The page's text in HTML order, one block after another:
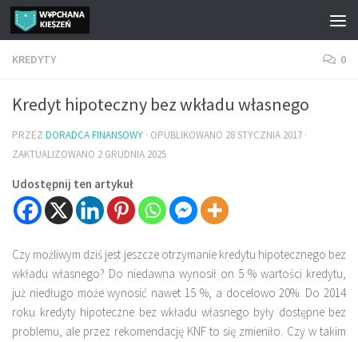
Przejdź do treści
KREDYTY 0
Kredyt hipoteczny bez wkładu własnego
PRZEZ DORADCA FINANSOWY · OPUBLIKOWANO 28 STYCZNIA 2017 ·
ZAKTUALIZOWANO 2 GRUDNIA 2025
Udostępnij ten artykuł
Czy możliwym dziś jest jeszcze otrzymanie kredytu hipotecznego bez
wkładu własnego? Do niedawna wynosił on 5 % wartości kredytu,
już niedługo może wynosić nawet 15 %, a docelowo 20%. Do 2014
roku kredyty hipoteczne bez wkładu własnego były dostępne bez
problemu, ale przez rekomendację KNF to się zmieniło. Czy w takim